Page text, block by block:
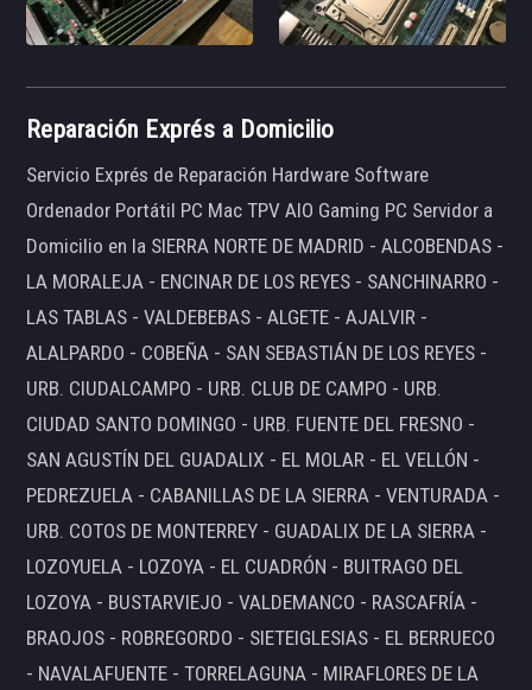
Reparación Exprés a Domicilio
Servicio Exprés de Reparación Hardware Software
Ordenador Portátil PC Mac TPV AIO Gaming PC Servidor a
Domicilio en la SIERRA NORTE DE MADRID - ALCOBENDAS -
LA MORALEJA - ENCINAR DE LOS REYES - SANCHINARRO -
LAS TABLAS - VALDEBEBAS - ALGETE - AJALVIR -
ALALPARDO - COBEÑA - SAN SEBASTIÁN DE LOS REYES -
URB. CIUDALCAMPO - URB. CLUB DE CAMPO - URB.
CIUDAD SANTO DOMINGO - URB. FUENTE DEL FRESNO -
SAN AGUSTÍN DEL GUADALIX - EL MOLAR - EL VELLÓN -
PEDREZUELA - CABANILLAS DE LA SIERRA - VENTURADA -
URB. COTOS DE MONTERREY - GUADALIX DE LA SIERRA -
LOZOYUELA - LOZOYA - EL CUADRÓN - BUITRAGO DEL
LOZOYA - BUSTARVIEJO - VALDEMANCO - RASCAFRÍA -
BRAOJOS - ROBREGORDO - SIETEIGLESIAS - EL BERRUECO
- NAVALAFUENTE - TORRELAGUNA - MIRAFLORES DE LA